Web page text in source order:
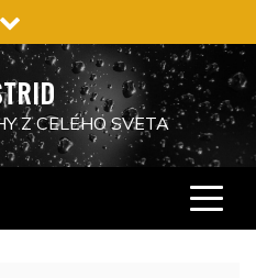
Z CELÉHO SVETA